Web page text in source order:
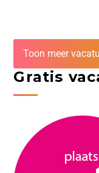
Toon meer
Gratis